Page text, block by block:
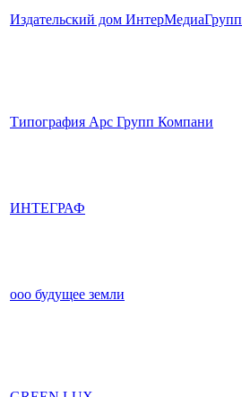
Издательский дом ИнтерМедиаГрупп
Типография Арс Групп Компани
ИНТЕГРАФ
ооо будущее земли